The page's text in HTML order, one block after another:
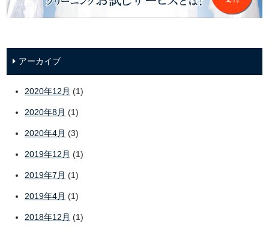
アーカイブ
2020年12月 (1)
2020年8月 (1)
2020年4月 (3)
2019年12月 (1)
2019年7月 (1)
2019年4月 (1)
2018年12月 (1)